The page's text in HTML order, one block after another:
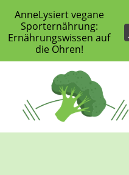
springen
AnneLysiert vegane
Sporternährung:
Ernährungswissen auf
die Ohren!